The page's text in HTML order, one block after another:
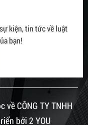
kiện, tin tức về luật
bạn!
CÔNG TY TNHH
bởi 2 YOU